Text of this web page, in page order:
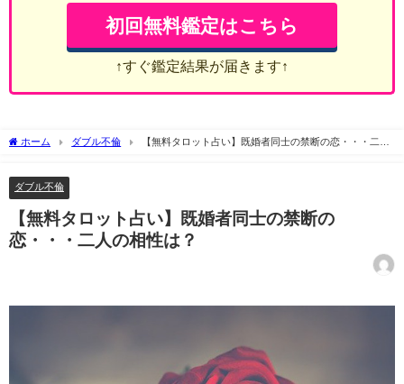
初回無料鑑定はこちら
↑すぐ鑑定結果が届きます↑
ホーム ダブル不倫
【無料タロット占い】既婚者同士の禁断の恋・・・二人
ダブル不倫
【無料タロット占い】既婚者同士の禁断の
恋・・・二人の相性は？